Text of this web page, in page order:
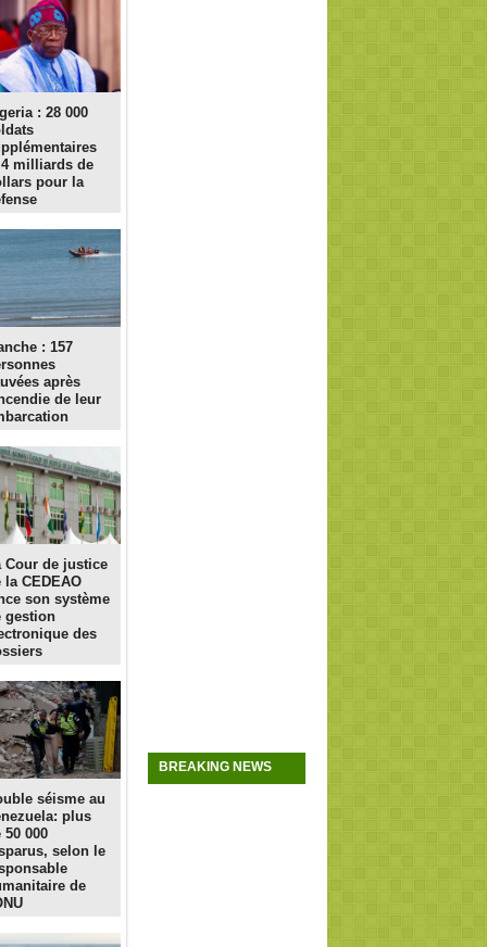
: 28 000
milliards de
pour la
: 157
après
de leur
Cour de justice
la CEDEAO
son système
gestion
des
séisme au
plus
50 000
selon le
de
BREAKING NEWS